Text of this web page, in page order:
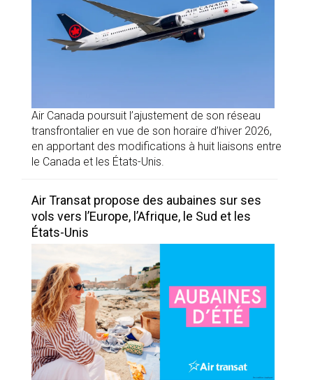
Air Canada poursuit l’ajustement de son réseau
transfrontalier en vue de son horaire d’hiver 2026,
en apportant des modifications à huit liaisons entre
le Canada et les États-Unis.
Air Transat propose des aubaines sur ses
vols vers l’Europe, l’Afrique, le Sud et les
États-Unis